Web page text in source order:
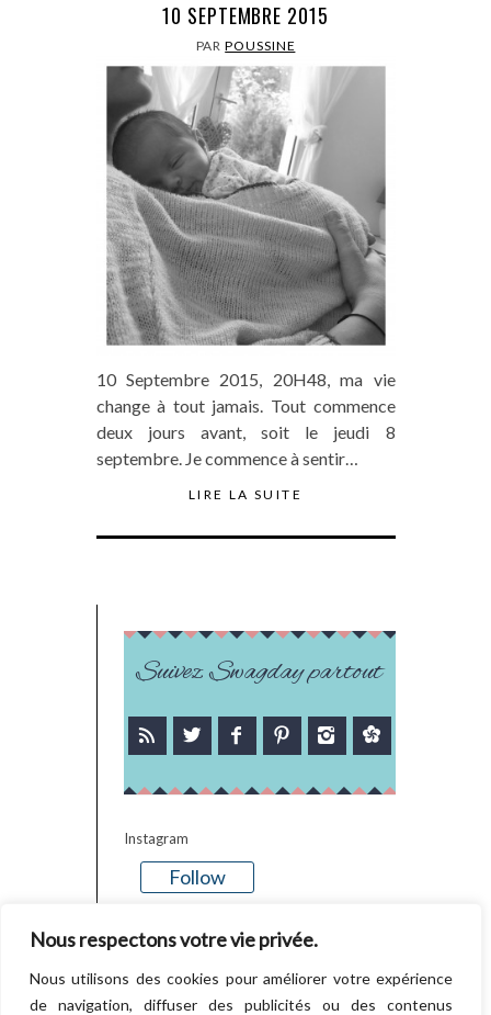
Nous respectons votre vie privée.
Nous utilisons des cookies pour améliorer votre expérience
de navigation, diffuser des publicités ou des contenus
10 SEPTEMBRE 2015
PARPOUSSINE
10 Septembre 2015, 20H48, ma vie
change à tout jamais. Tout commence
deux jours avant, soit le jeudi 8
septembre. Je commence à sentir…
LIRE LA SUITE
Suivez Swagday partout
Instagram
Follow